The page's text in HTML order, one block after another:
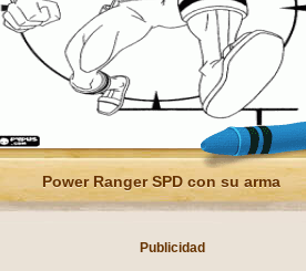
Power Ranger SPD con su arma
Publicidad